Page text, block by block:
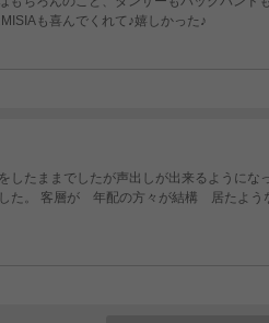
も喜んでくれて♪嬉しかった♪
したままでしたが声出しが出来るように
。 客層が 年配の方々が結構 居たよう